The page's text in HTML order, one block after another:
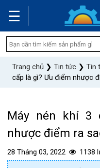
☰
Trang chủ ❯ Tin tức ❯ Tin
cấp là gì? Ưu điểm nhược
Máy nén khí 3
nhược điểm ra
28 Tháng 03, 2022 1138